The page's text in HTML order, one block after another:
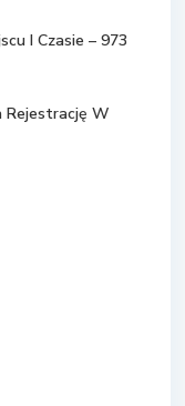
I Czasie – 973
Rejestrację W